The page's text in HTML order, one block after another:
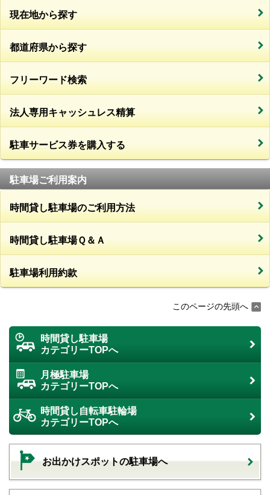
現在地から探す
都道府県から探す
フリーワード検索
法人専用キャッシュレス精算
駐車サービス券を購入する
駐車場ご利用案内
時間貸し駐車場のご利用方法
時間貸し駐車場Ｑ＆Ａ
駐車場利用約款
このページの先頭へ
時間貸し駐車場
カテゴリーTOPへ
月極駐車場
カテゴリーTOPへ
時間貸し自転車駐輪場
カテゴリーTOPへ
お出かけスポットの駐車場へ